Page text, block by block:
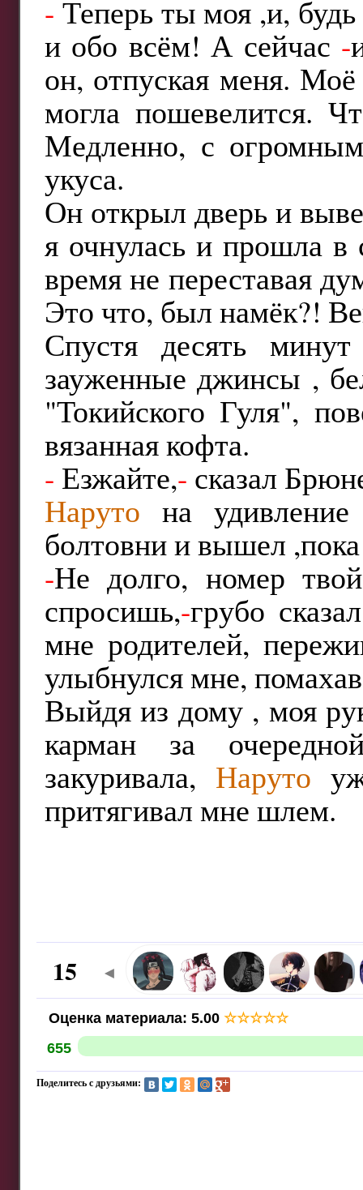
- Теперь ты моя ,и,
и обо всём! А сейчас -
он, отпуская меня.
могла пошевелится.
Медленно, с
укуса.
Он открыл дверь и
я очнулась и прошла в
время не переставая
Это что, был намёк?!
Спустя десять
зауженные джинсы ,
"Токийского Гуля",
вязанная кофта.
- Езжайте,- сказал
Наруто на
болтовни и вышел
-Не долго, номер
спросишь,-грубо
мне родителей,
улыбнулся мне,
Выйдя из дому , моя
карман за
закуривала, Наруто
притягивал мне шлем.
15 ◄
Оценка материала: 5.00 ☆☆☆☆☆
655
Поделитесь с друзьями: